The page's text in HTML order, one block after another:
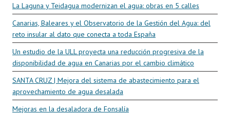
La Laguna y Teidagua modernizan el agua: obras en 5 calles
Canarias, Baleares y el Observatorio de la Gestión del Agua: del
reto insular al dato que conecta a toda España
Un estudio de la ULL proyecta una reducción progresiva de la
disponibilidad de agua en Canarias por el cambio climático
SANTA CRUZ | Mejora del sistema de abastecimiento para el
aprovechamiento de agua desalada
Mejoras en la desaladora de Fonsalía